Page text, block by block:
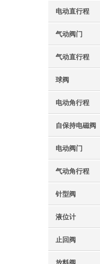
电动直行程
气动阀门
气动直行程
球阀
电动角行程
自保持电磁阀
电动阀门
气动角行程
针型阀
液位计
止回阀